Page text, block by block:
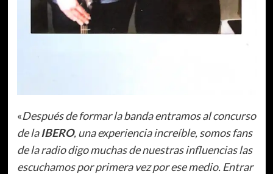
«Después de formar la banda entramos al concurso
de laIBERO, una experiencia increíble, somos fans
de la radio digo muchas de nuestras influencias las
escuchamos por primera vez por ese medio. Entrar